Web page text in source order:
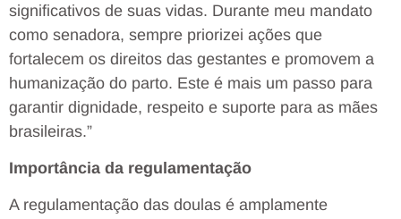
significativos de suas vidas. Durante meu mandato
como senadora, sempre priorizei ações que
fortalecem os direitos das gestantes e promovem a
humanização do parto. Este é mais um passo para
garantir dignidade, respeito e suporte para as mães
brasileiras.”
Importância da regulamentação
A regulamentação das doulas é amplamente